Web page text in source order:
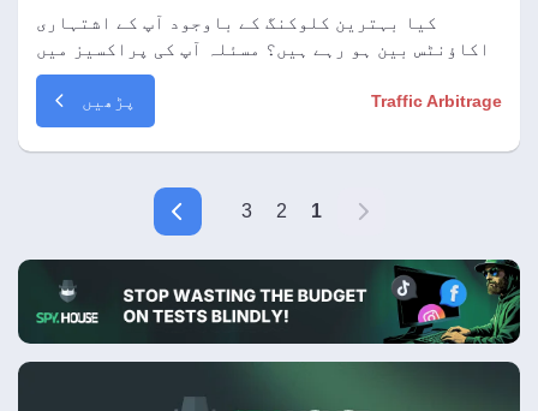
کرتی ہے
کیا بہترین کلوکنگ کے باوجود آپ کے اشتہاری
اکاؤنٹس بین ہو رہے ہیں؟ مسئلہ آپ کی پراکسیز میں
چھپا ہو سکتا ہے۔ ہم جائزہ لیتے ہیں کہ اینٹی فراڈ
سسٹمز IP کا اندازہ کیسے لگاتے ہیں، ایک کلین ASN
اور سیشن کا استحکام کیوں ضروری ہے، اور بلاک ہونے
سے بچنے کے لیے قابل اعتماد ISP پراکسیز کا انتخاب
Traffic Arbitrage پڑھیں
1
2
3